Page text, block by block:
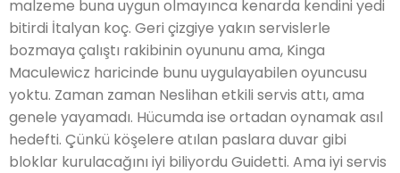
malzeme buna uygun olmayınca kenarda kendini yedi
bitirdi İtalyan koç. Geri çizgiye yakın servislerle
bozmaya çalıştı rakibinin oyununu ama, Kinga
Maculewicz haricinde bunu uygulayabilen oyuncusu
yoktu. Zaman zaman Neslihan etkili servis attı, ama
genele yayamadı. Hücumda ise ortadan oynamak asıl
hedefti. Çünkü köşelere atılan paslara duvar gibi
bloklar kurulacağını iyi biliyordu Guidetti. Ama iyi servis